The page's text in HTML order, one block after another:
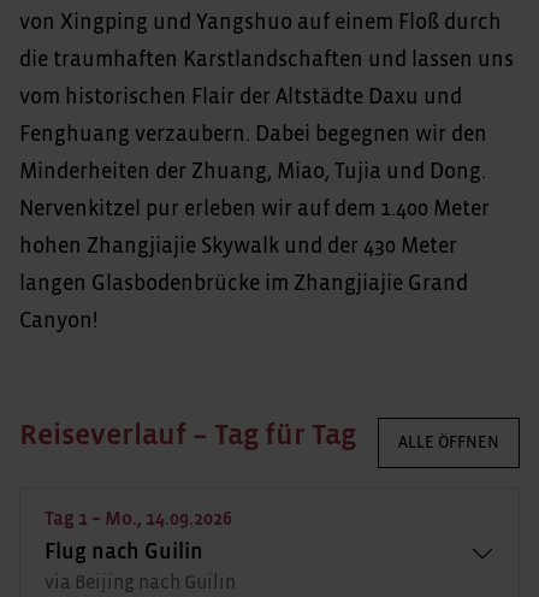
von Xingping und Yangshuo auf einem Floß durch
die traumhaften Karstlandschaften und lassen uns
vom historischen Flair der Altstädte Daxu und
Fenghuang verzaubern. Dabei begegnen wir den
Minderheiten der Zhuang, Miao, Tujia und Dong.
Nervenkitzel pur erleben wir auf dem 1.400 Meter
hohen Zhangjiajie Skywalk und der 430 Meter
langen Glasbodenbrücke im Zhangjiajie Grand
Canyon!
Reiseverlauf – Tag für Tag ALLE ÖFFNEN
Tag 1 – Mo., 14.09.2026
Flug nach Guilin
via Beijing nach Guilin